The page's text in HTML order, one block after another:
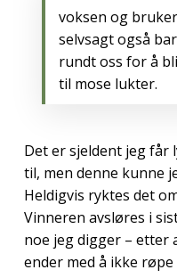
voksen og
selvsagt også
rundt oss for å
til mose lukter.
Det er sjeldent jeg får
til, men denne kunne
Heldigvis ryktes det
Vinneren avsløres i
noe jeg digger – etter
ender med å ikke